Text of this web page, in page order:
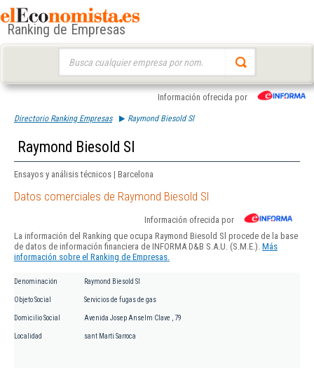
Ranking de Empresas
Información ofrecida por
Directorio Ranking Empresas Raymond Biesold Sl
Raymond Biesold Sl
Ensayos y análisis técnicos | Barcelona
Datos comerciales de Raymond Biesold Sl
Información ofrecida por
La información del Ranking que ocupa Raymond Biesold Sl procede de la base
de datos de información financiera de INFORMA D&B S.A.U. (S.M.E.). Más
información sobre el Ranking de Empresas.
Denominación Raymond Biesold Sl
Objeto Social Servicios de fugas de gas
Domicilio Social Avenida Josep Anselm Clave , 79
Localidad sant Marti Sarroca